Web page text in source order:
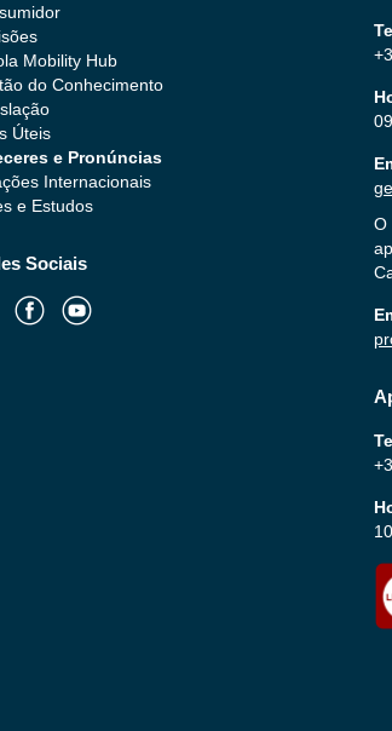
Mobility Hub
do Conhecimento
Úteis
e Pronúncias
Internacionais
e Estudos
Sociais
O